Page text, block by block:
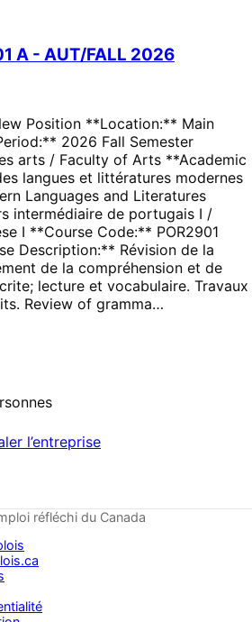
A - AUT/FALL 2026
Position **Location:** Main
2026 Fall Semester
arts / Faculty of Arts **Academic
langues et littératures modernes
Languages and Literatures
intermédiaire de portugais I /
I **Course Code:** POR2901
Description:** Révision de la
de la compréhension et de
lecture et vocabulaire. Travaux
Review of gramma…
l’entreprise
réfléchi du Canada